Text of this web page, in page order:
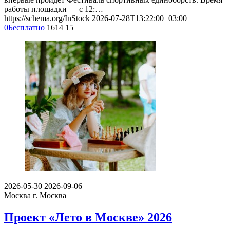
работы площадки — с 12:…
https://schema.org/InStock 2026-07-28T13:22:00+03:00
0Бесплатно 1614 15
2026-05-30 2026-09-06
Москва г. Москва
Проект «Лето в Москве» 2026